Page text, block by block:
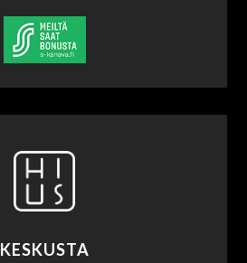
KESKUSTA